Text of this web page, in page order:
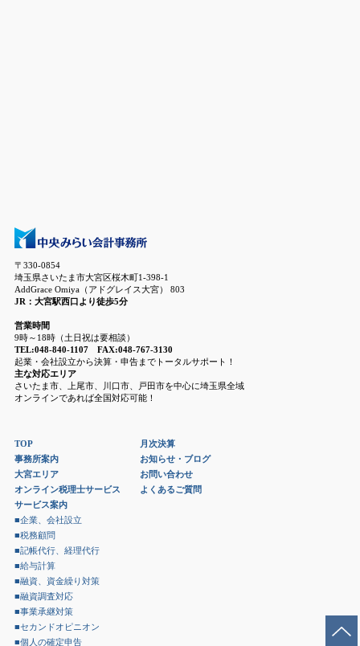
〒330-0854
埼玉県さいたま市大宮区桜木町1-398-1
AddGrace Omiya（アドグレイス大宮） 803
JR：大宮駅西口より徒歩5分
営業時間
9時～18時（土日祝は要相談）
TEL:048-840-1107 FAX:048-767-3130
起業・会社設立から決算・申告までトータルサポート！
主な対応エリア
さいたま市、上尾市、川口市、戸田市を中心に埼玉県全域
オンラインであれば全国対応可能！
TOP
事務所案内
大宮エリア
オンライン税理士サービス
サービス案内
■企業、会社設立
■税務顧問
■記帳代行、経理代行
■給与計算
■融資、資金繰り対策
■融資調査対応
■事業承継対策
■セカンドオピニオン
■個人の確定申告
月次決算
お知らせ・ブログ
お問い合わせ
よくあるご質問